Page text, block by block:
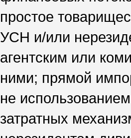
простое
УСН и/или
агентским или
ними; прямой
не
затратных